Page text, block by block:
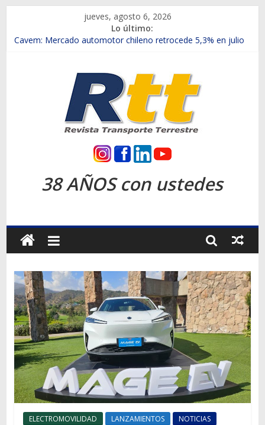
contenido
jueves, agosto 6, 2026
Lo último:
Chile es el primer mercado internacional en lanzar la nueva
Salfa suma vehículos electrificados de Chevrolet en el Biobío
Samex amplía su red con nuevas sucursales en Rancagua y
SINOTRUK Pick-ups presentó la recién estrenada Bolden en
la Expo Compras Públicas 2026
Revista
Transporte
Terrestre
Autos,
camiones,
motos,
información
del
mundo
del
transporte
38 AÑOS con ustedes
ELECTROMOVILIDAD LANZAMIENTOS NOTICIAS